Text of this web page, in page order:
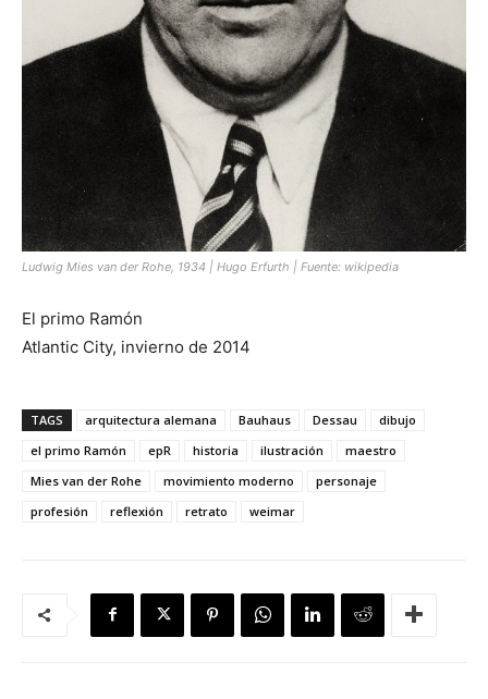
Ludwig Mies van der Rohe, 1934 | Hugo Erfurth | Fuente: wikipedia
El primo Ramón
Atlantic City, invierno de 2014
TAGS arquitectura alemana Bauhaus Dessau
dibujo
el primo Ramón
epR historia ilustración
maestro
Mies van der Rohe
movimiento moderno
personaje
profesión
reflexión retrato weimar